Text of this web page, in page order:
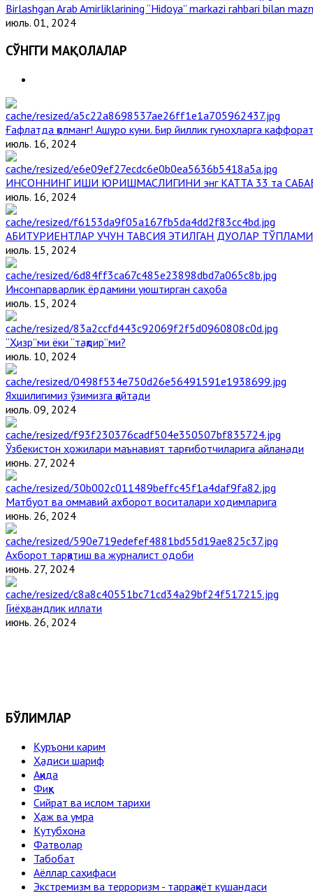
Birlashgan Arab Amirliklarining “Hidoya” markazi rahbari bilan
июль. 01, 2024
СЎНГГИ МАҚОЛАЛАР
Ғафлатда қолманг! Ашуро куни. Бир йиллик гуноҳларга
июль. 16, 2024
ИНСОННИНГ ИШИ ЮРИШМАСЛИГИНИ энг КАТТА 33 та
июль. 16, 2024
АБИТУРИЕНТЛАР УЧУН ТАВСИЯ ЭТИЛГАН ДУОЛАР ТЎПЛАМИ
июль. 15, 2024
Инсонпарварлик ёрдамини уюштирган саҳоба
июль. 15, 2024
“Ҳизр”ми ёки “тақдир”ми?
июль. 10, 2024
Яхшилигимиз ўзимизга қайтади
июль. 09, 2024
Ўзбекистон ҳожилари маънавият тарғиботчиларига айланади
июнь. 27, 2024
Матбуот ва оммавий ахборот воситалари ходимларига
июнь. 26, 2024
Ахборот тарқатиш ва журналист одоби
июнь. 27, 2024
Гиёҳвандлик иллати
июнь. 26, 2024
БЎЛИМЛАР
Қуръони карим
Ҳадиси шариф
Ақида
Фиқҳ
Сийрат ва ислом тарихи
Ҳаж ва умра
Кутубхона
Фатволар
Табобат
Аёллар саҳифаси
Экстремизм ва терроризм - тарраққиёт кушандаси